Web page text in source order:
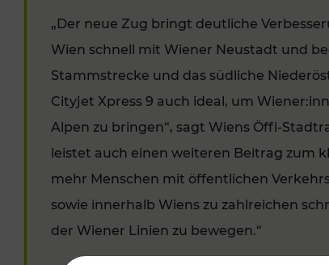
„Der neue Zug bringt deutliche
Wien schnell mit Wiener Neustadt und
Stammstrecke und das südliche
Cityjet Xpress 9 auch ideal, um
Alpen zu bringen“, sagt Wiens Öffi-
leistet auch einen weiteren Beitrag zum
mehr Menschen mit öffentlichen
sowie innerhalb Wiens zu zahlreichen
der Wiener Linien zu bewegen.“